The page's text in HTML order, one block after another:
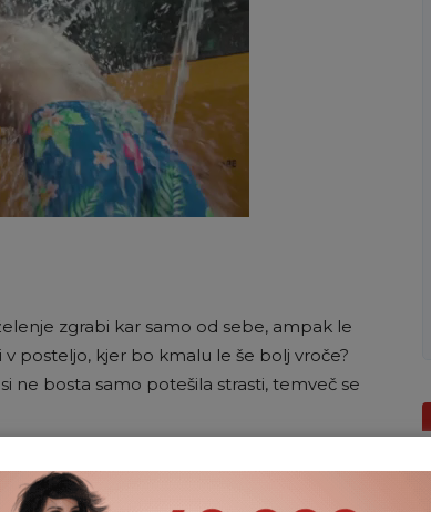
zgrabi kar samo od sebe, ampak le
posteljo, kjer bo kmalu le še bolj vroče?
ne bosta samo potešila strasti, temveč se